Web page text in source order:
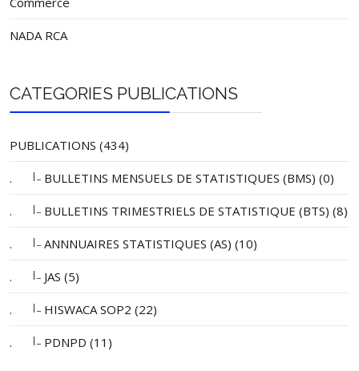
NADA RCA
CATEGORIES PUBLICATIONS
PUBLICATIONS (434)
. |_ BULLETINS MENSUELS DE STATISTIQUES (BMS) (0)
. |_ BULLETINS TRIMESTRIELS DE STATISTIQUE (BTS) (8)
. |_ ANNNUAIRES STATISTIQUES (AS) (10)
. |_ JAS (5)
. |_ HISWACA SOP2 (22)
. |_ PDNPD (11)